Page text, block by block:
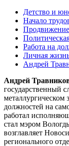
Детство и
Начало
Продвижение
Работа на
Личная
Андрей
Андрей
государственный
металлургическом
должностей на
работал
стал мэром
возглавляет
регионального